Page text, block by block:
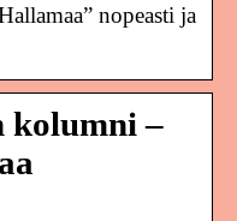
nopeasti ja
kolumni –